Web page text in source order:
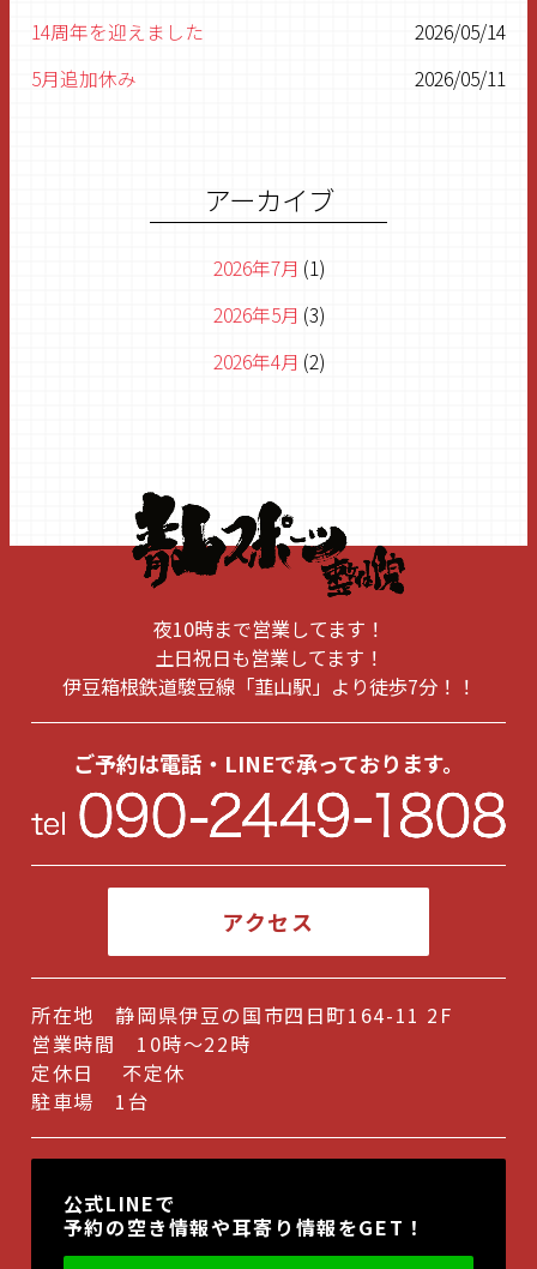
14周年を迎えました
2026/05/14
5月追加休み
2026/05/11
アーカイブ
2026年7月 (1)
2026年5月 (3)
2026年4月 (2)
2026年1月
2025年11月(1)
2025年6月(1)
2025年5月(1)
2024年12月(1)
2024年8月(1)
2024年6月(2)
2024年2月(1)
2023年10月(1)
2023年7月(1)
夜10時まで営業してます！
土日祝日も営業してます！
伊豆箱根鉄道駿豆線「韮山駅」より徒歩7分！！
ご予約は電話・LINEで承っております。
アクセス
所在地 静岡県伊豆の国市四日町164-11 2F
営業時間 10時～22時
定休日 不定休
駐車場 1台
公式LINEで
予約の空き情報や耳寄り情報をGET！